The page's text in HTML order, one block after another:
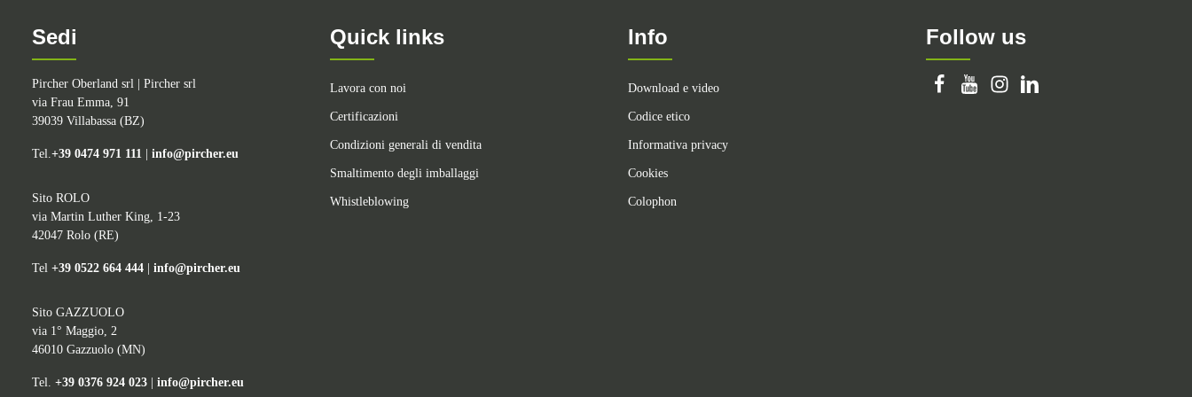
Follow us
Sedi
Pircher Oberland srl | Pircher srl
via Frau Emma, 91
39039 Villabassa (BZ)
Tel.+39 0474 971 111 info@pircher.eu
Sito ROLO
via Martin Luther King, 1-23
42047 Rolo (RE)
Tel +39 0522 664 444 info@pircher.eu
Sito GAZZUOLO
via 1° Maggio, 2
46010 Gazzuolo (MN)
Tel. +39 0376 924 023 info@pircher.eu
Quick links
Lavora con noi
Certificazioni
Condizioni generali di vendita
Smaltimento degli imballaggi
Whistleblowing
Info
Download e video
Codice etico
Informativa privacy
Cookies
Colophon